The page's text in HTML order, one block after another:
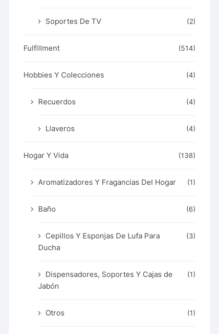
Soportes De TV (2)
Fulfillment (514)
Hobbies Y Colecciones (4)
Recuerdos (4)
Llaveros (4)
Hogar Y Vida (138)
Aromatizadores Y Fragancias Del Hogar (1)
Baño (6)
Cepillos Y Esponjas De Lufa Para
Ducha
(3)
Dispensadores, Soportes Y Cajas de
Jabón
(1)
Otros (1)